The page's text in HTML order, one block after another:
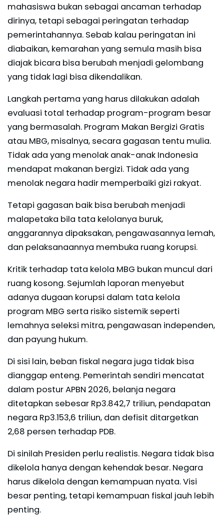
mahasiswa bukan sebagai ancaman terhadap
dirinya, tetapi sebagai peringatan terhadap
pemerintahannya. Sebab kalau peringatan ini
diabaikan, kemarahan yang semula masih bisa
diajak bicara bisa berubah menjadi gelombang
yang tidak lagi bisa dikendalikan.
Langkah pertama yang harus dilakukan adalah
evaluasi total terhadap program-program besar
yang bermasalah. Program Makan Bergizi Gratis
atau MBG, misalnya, secara gagasan tentu mulia.
Tidak ada yang menolak anak-anak Indonesia
mendapat makanan bergizi. Tidak ada yang
menolak negara hadir memperbaiki gizi rakyat.
Tetapi gagasan baik bisa berubah menjadi
malapetaka bila tata kelolanya buruk,
anggarannya dipaksakan, pengawasannya lemah,
dan pelaksanaannya membuka ruang korupsi.
Kritik terhadap tata kelola MBG bukan muncul dari
ruang kosong. Sejumlah laporan menyebut
adanya dugaan korupsi dalam tata kelola
program MBG serta risiko sistemik seperti
lemahnya seleksi mitra, pengawasan independen,
dan payung hukum.
Di sisi lain, beban fiskal negara juga tidak bisa
dianggap enteng. Pemerintah sendiri mencatat
dalam postur APBN 2026, belanja negara
ditetapkan sebesar Rp3.842,7 triliun, pendapatan
negara Rp3.153,6 triliun, dan defisit ditargetkan
2,68 persen terhadap PDB.
Di sinilah Presiden perlu realistis. Negara tidak bisa
dikelola hanya dengan kehendak besar. Negara
harus dikelola dengan kemampuan nyata. Visi
besar penting, tetapi kemampuan fiskal jauh lebih
penting.